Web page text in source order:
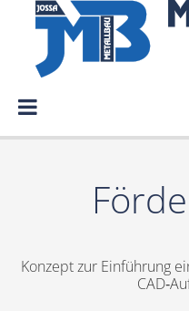
Konzept zur Einführung